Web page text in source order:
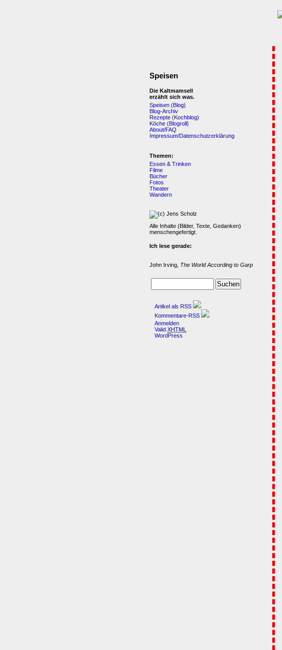
Speisen
Die Kaltmamsell
erzählt sich was.
Speisen (Blog)
Blog-Archiv
Rezepte (Kochblog)
Köche (Blogroll)
About/FAQ
Impressum/Datenschutzerklärung
Themen:
Essen & Trinken
Filme
Bücher
Fotos
Theater
Wandern
Alle Inhalte (Bilder, Texte, Gedanken)
menschengefertigt.
Ich lese gerade:
John Irving, The World According to Garp
Artikel als RSS
Kommentare-RSS
Anmelden
Valid XHTML
WordPress